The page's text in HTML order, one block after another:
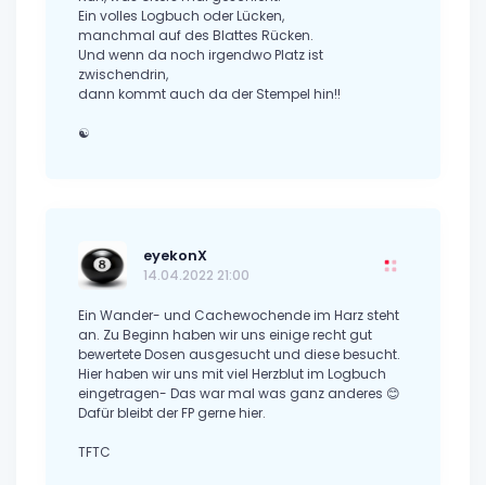
Ein volles Logbuch oder Lücken,
manchmal auf des Blattes Rücken.
Und wenn da noch irgendwo Platz ist
zwischendrin,
dann kommt auch da der Stempel hin!!
☯
eyekonX
14.04.2022 21:00
Ein Wander- und Cachewochende im Harz steht
an. Zu Beginn haben wir uns einige recht gut
bewertete Dosen ausgesucht und diese besucht.
Hier haben wir uns mit viel Herzblut im Logbuch
eingetragen- Das war mal was ganz anderes 😊
Dafür bleibt der FP gerne hier.
TFTC